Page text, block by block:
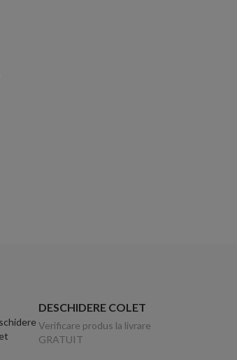
DESCHIDERE COLET
Verificare produs la livrare
GRATUIT